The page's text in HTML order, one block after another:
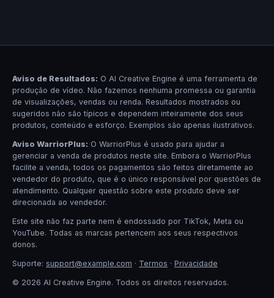
Aviso de Resultados: O AI Creative Engine é uma ferramenta de
produção de vídeo. Não fazemos nenhuma promessa ou garantia
de visualizações, vendas ou renda. Resultados mostrados ou
sugeridos não são típicos e dependem inteiramente dos seus
produtos, conteúdo e esforço. Exemplos são apenas ilustrativos.
Aviso WarriorPlus: O WarriorPlus é usado para ajudar a
gerenciar a venda de produtos neste site. Embora o WarriorPlus
facilite a venda, todos os pagamentos são feitos diretamente ao
vendedor do produto, que é o único responsável por questões de
atendimento. Qualquer questão sobre este produto deve ser
direcionada ao vendedor.
Este site não faz parte nem é endossado por TikTok, Meta ou
YouTube. Todas as marcas pertencem aos seus respectivos
donos.
Suporte: support@example.com · Termos · Privacidade
© 2026 AI Creative Engine. Todos os direitos reservados.